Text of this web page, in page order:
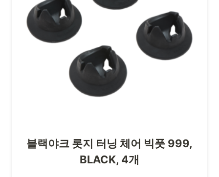
블랙야크 롯지 터닝 체어 빅풋 999,
BLACK, 4개